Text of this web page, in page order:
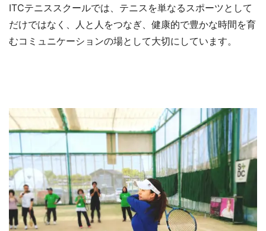
ITCテニススクールでは、テニスを単なるスポーツとして
だけではなく、人と人をつなぎ、健康的で豊かな時間を育
むコミュニケーションの場として大切にしています。